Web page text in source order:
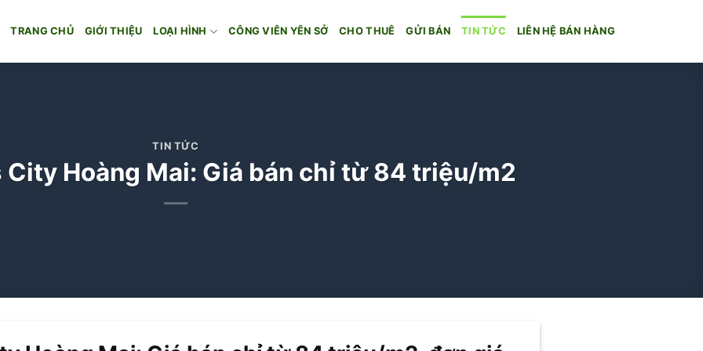
TRANG CHỦ GIỚI THIỆU LOẠI HÌNH CÔNG VIÊN YÊN SỞ CHO THUÊ GỬI BÁN TIN TỨC LIÊN HỆ BÁN HÀNG
TIN TỨC
Hoàng Mai: Giá bán chỉ từ 84 triệu/m2